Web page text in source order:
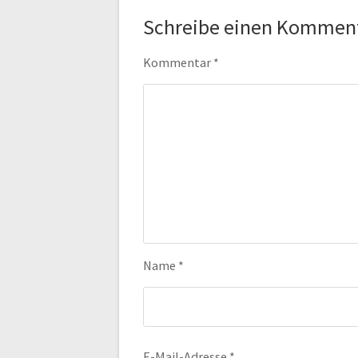
Schreibe einen
Kommentar *
Name *